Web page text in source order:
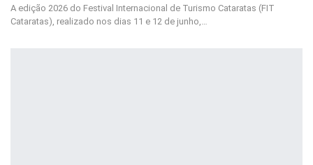
A edição 2026 do Festival Internacional de Turismo Cataratas (FIT
Cataratas), realizado nos dias 11 e 12 de junho,…